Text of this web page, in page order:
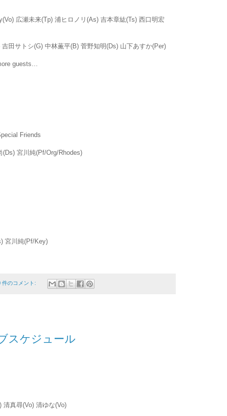
広瀬未来(Tp) 浦ヒロノリ(As) 吉本章紘(Ts) 西口明宏
田サトシ(G) 中林薫平(B) 菅野知明(Ds) 山下あすか(Per)
guests…
Friends
(Ds) 宮川純(Pf/Org/Rhodes)
宮川純(Pf/Key)
件のコメント:
スケジュール
清真尋(Vo) 清ゆな(Vo)